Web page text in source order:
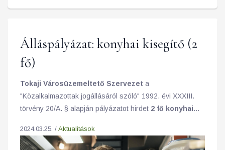
Álláspályázat: konyhai kisegítő (2
fő)
Tokaji Városüzemeltető Szervezet a
"Közalkalmazottak jogállásáról szóló" 1992. évi XXXIII.
törvény 20/A. § alapján pályázatot hirdet 2 fő konyhai
2024.03.25. / Aktualitások